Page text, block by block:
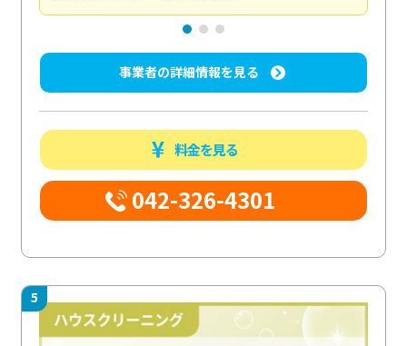
事業者の詳細情報を見る
料金を見る
042-326-4301
5